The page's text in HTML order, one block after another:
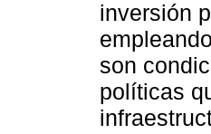
inversión
son
políticas